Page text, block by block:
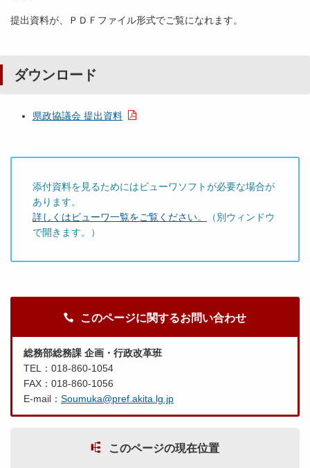
提出資料が、ＰＤＦファイル形式でご覧になれます。
ダウンロード
県政協議会 提出資料
添付資料を見るためにはビューワソフトが必要な場合が
あります。
詳しくはビューワ一覧をご覧ください。
（別ウィンドウ
で開きます。）
このページに関するお問い合わせ
総務部総務課 企画・行政改革班
TEL：018-860-1054
FAX：018-860-1056
E-mail： Soumuka@pref.akita.lg.jp
このページの現在位置